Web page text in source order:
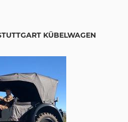
KÜBELWAGEN